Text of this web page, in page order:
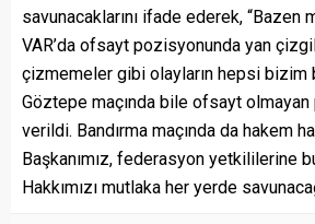
savunacaklarını ifade ederek, “Bazen
VAR’da ofsayt pozisyonunda yan
çizmemeler gibi olayların hepsi bizim
Göztepe maçında bile ofsayt
verildi. Bandırma maçında da hakem
Başkanımız, federasyon yetkililerine
Hakkımızı mutlaka her yerde